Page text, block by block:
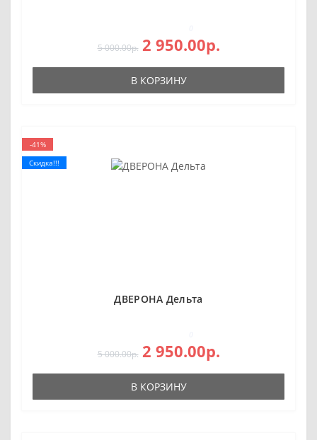
5 000.00р. 2 950.00р.
В КОРЗИНУ
-41%
Скидка!!!
ДВЕРОНА Дельта
5 000.00р. 2 950.00р.
В КОРЗИНУ